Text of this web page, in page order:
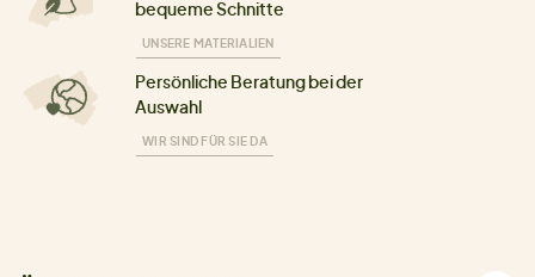
bequeme Schnitte
UNSERE MATERIALIEN
Persönliche Beratung bei der
Auswahl
WIR SIND FÜR SIE DA